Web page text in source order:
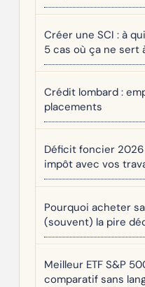
Créer une SCI : à
5 cas où ça ne sert
Crédit lombard :
placements
Déficit foncier
impôt avec vos
Pourquoi acheter
(souvent) la pire
Meilleur ETF S&P
comparatif sans